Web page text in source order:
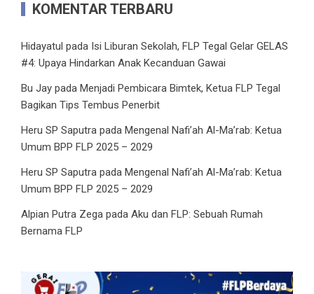
KOMENTAR TERBARU
Hidayatul pada Isi Liburan Sekolah, FLP Tegal Gelar GELAS
#4: Upaya Hindarkan Anak Kecanduan Gawai
Bu Jay pada Menjadi Pembicara Bimtek, Ketua FLP Tegal
Bagikan Tips Tembus Penerbit
Heru SP Saputra pada Mengenal Nafi’ah Al-Ma’rab: Ketua
Umum BPP FLP 2025 – 2029
Heru SP Saputra pada Mengenal Nafi’ah Al-Ma’rab: Ketua
Umum BPP FLP 2025 – 2029
Alpian Putra Zega pada Aku dan FLP: Sebuah Rumah
Bernama FLP